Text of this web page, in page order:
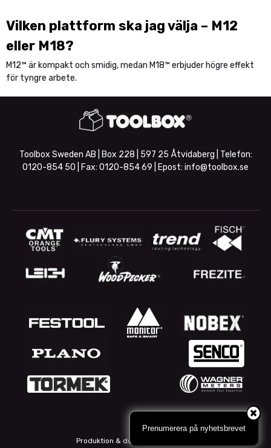
Vilken plattform ska jag välja – M12
eller M18?
M12™ är kompakt och smidig, medan M18™ erbjuder högre effekt
för tyngre arbete.
Toolbox Sweden AB | Box 228 | 597 25 Åtvidaberg | Telefon:
0120-854 50 | Fax: 0120-854 69 | Epost: info@toolbox.se
Produktion & design: Webbpartner
Prenumerera på nyhetsbrevet